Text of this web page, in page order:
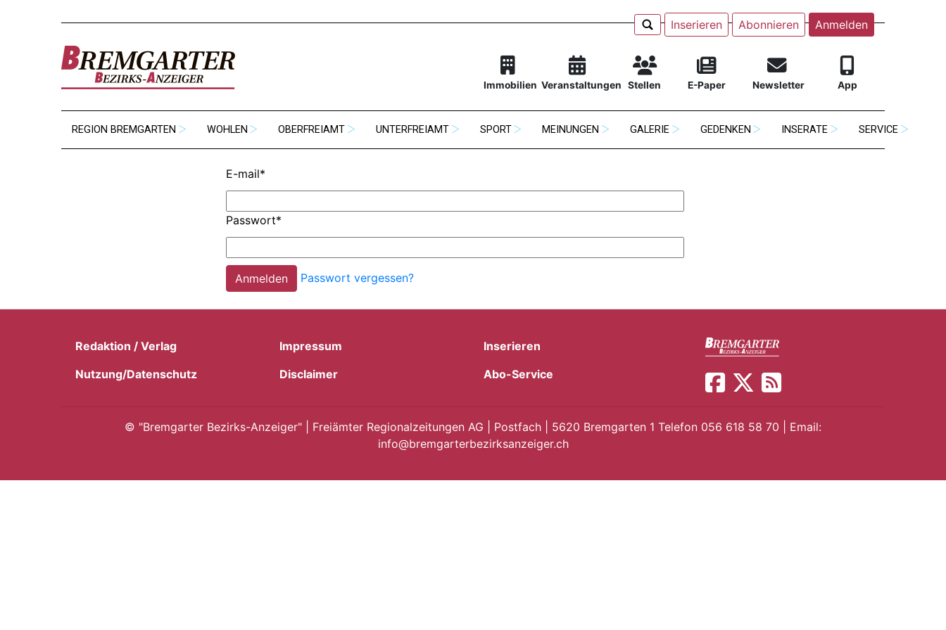
Inserieren Abonnieren Anmelden
Immobilien Veranstaltungen Stellen E-Paper Newsletter App
REGION BREMGARTEN WOHLEN OBERFREIAMT UNTERFREIAMT SPORT MEINUNGEN GALERIE GEDENKEN INSERATE SERVICE
E-mail*
Passwort*
Passwort vergessen?
Redaktion / Verlag Impressum
Inserieren
Nutzung/Datenschutz
Disclaimer Abo-Service
© "Bremgarter Bezirks-Anzeiger" | Freiämter Regionalzeitungen AG | Postfach | 5620 Bremgarten 1 Telefon 056 618 58 70 | Email:
info@bremgarterbezirksanzeiger.ch